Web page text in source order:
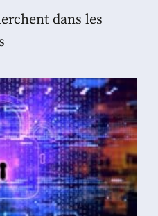
dans les